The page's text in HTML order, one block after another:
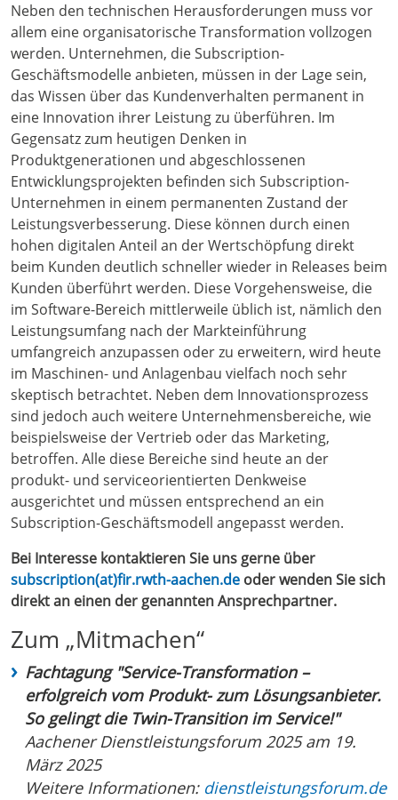
Neben den technischen Herausforderungen muss vor
allem eine organisatorische Transformation vollzogen
werden. Unternehmen, die Subscription-
Geschäftsmodelle anbieten, müssen in der Lage sein,
das Wissen über das Kundenverhalten permanent in
eine Innovation ihrer Leistung zu überführen. Im
Gegensatz zum heutigen Denken in
Produktgenerationen und abgeschlossenen
Entwicklungsprojekten befinden sich Subscription-
Unternehmen in einem permanenten Zustand der
Leistungsverbesserung. Diese können durch einen
hohen digitalen Anteil an der Wertschöpfung direkt
beim Kunden deutlich schneller wieder in Releases beim
Kunden überführt werden. Diese Vorgehensweise, die
im Software-Bereich mittlerweile üblich ist, nämlich den
Leistungsumfang nach der Markteinführung
umfangreich anzupassen oder zu erweitern, wird heute
im Maschinen- und Anlagenbau vielfach noch sehr
skeptisch betrachtet. Neben dem Innovationsprozess
sind jedoch auch weitere Unternehmensbereiche, wie
beispielsweise der Vertrieb oder das Marketing,
betroffen. Alle diese Bereiche sind heute an der
produkt- und serviceorientierten Denkweise
ausgerichtet und müssen entsprechend an ein
Subscription-Geschäftsmodell angepasst werden.
Bei Interesse kontaktieren Sie uns gerne über
subscription(at)fir.rwth-aachen.de oder wenden Sie sich
direkt an einen der genannten Ansprechpartner.
Zum „Mitmachen“
Fachtagung "Service-Transformation –
erfolgreich vom Produkt- zum Lösungsanbieter.
So gelingt die Twin-Transition im Service!"
Aachener Dienstleistungsforum 2025 am 19.
März 2025
Weitere Informationen: dienstleistungsforum.de